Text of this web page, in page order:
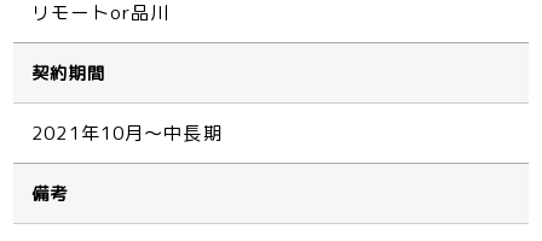
リモートor品川
契約期間
2021年10月～中長期
備考